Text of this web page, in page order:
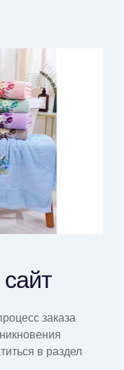
заказа
в раздел